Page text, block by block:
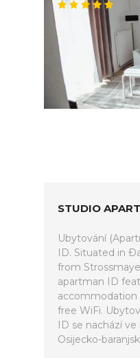
STUDIO
Ubytování
ID. Situated in
from
apartman ID
accommodation
free WiFi.
ID se nachází
Osijecko-